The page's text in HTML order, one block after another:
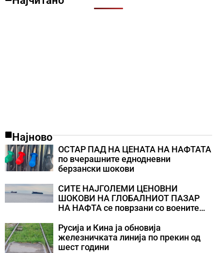
Најново
ОСТАР ПАД НА ЦЕНАТА НА НАФТАТА
по вчерашните еднодневни
берзански шокови
СИТЕ НАЈГОЛЕМИ ЦЕНОВНИ
ШОКОВИ НА ГЛОБАЛНИОТ ПАЗАР
НА НАФТА се поврзани со воените
Русија и Кина ја обновија
железничката линија по прекин од
шест години